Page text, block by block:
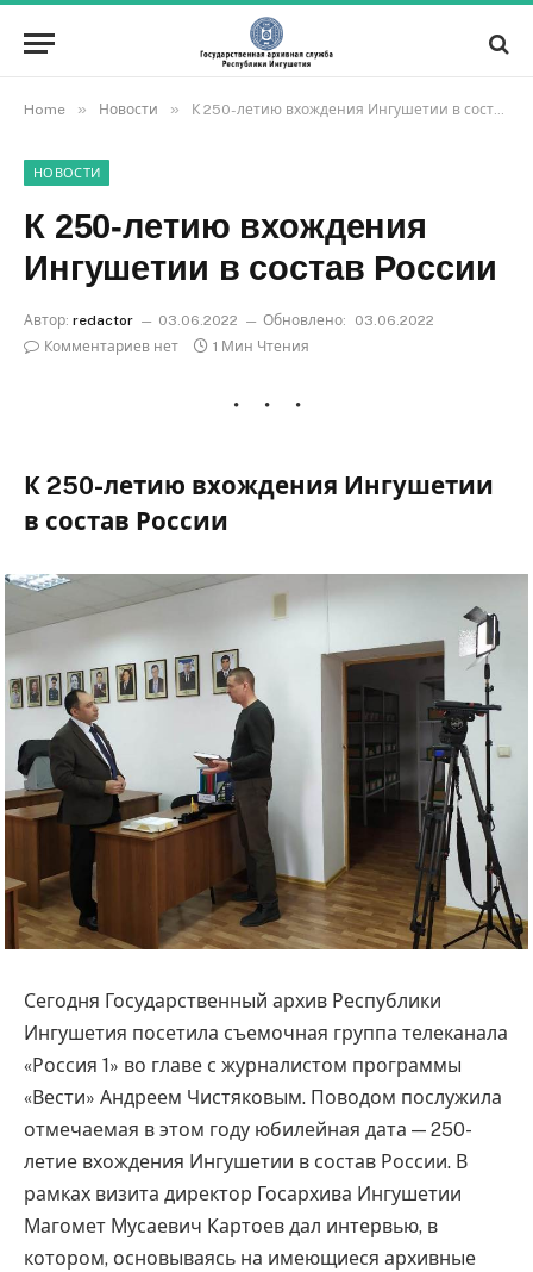
Home » Новости » К 250-летию вхождения Ингушетии в состав России
НОВОСТИ
К 250-летию вхождения
Ингушетии в состав России
Автор: redactor 03.06.2022 Обновлено:
03.06.2022
Комментариев нет
1 Мин Чтения
К 250-летию вхождения Ингушетии
в состав России
Сегодня Государственный архив Республики
Ингушетия посетила съемочная группа телеканала
«Россия 1» во главе с журналистом программы
«Вести» Андреем Чистяковым. Поводом послужила
отмечаемая в этом году юбилейная дата — 250-
летие вхождения Ингушетии в состав России. В
рамках визита директор Госархива Ингушетии
Магомет Мусаевич Картоев дал интервью, в
котором, основываясь на имеющиеся архивные